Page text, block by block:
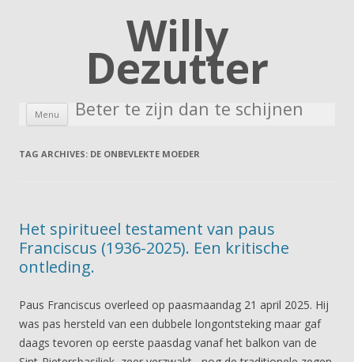
Willy
Dezutter
Beter te zijn dan te schijnen
Menu Skip to content
TAG ARCHIVES: DE ONBEVLEKTE MOEDER
Het spiritueel testament van paus
Franciscus (1936-2025). Een kritische
ontleding.
Paus Franciscus overleed op paasmaandag 21 april 2025. Hij
was pas hersteld van een dubbele longontsteking maar gaf
daags tevoren op eerste paasdag vanaf het balkon van de